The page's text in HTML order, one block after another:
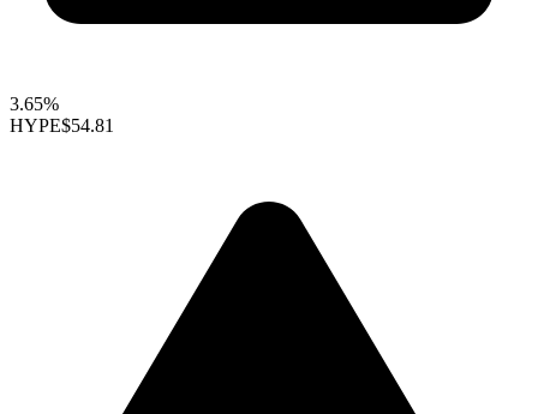
3.65%
HYPE$54.81